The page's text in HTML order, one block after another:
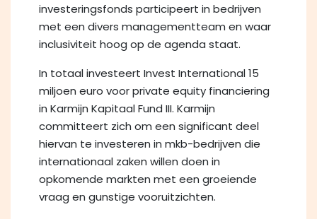
investeringsfonds participeert in bedrijven
met een divers managementteam en waar
inclusiviteit hoog op de agenda staat.
In totaal investeert Invest International 15
miljoen euro voor private equity financiering
in Karmijn Kapitaal Fund III. Karmijn
committeert zich om een significant deel
hiervan te investeren in mkb-bedrijven die
internationaal zaken willen doen in
opkomende markten met een groeiende
vraag en gunstige vooruitzichten.